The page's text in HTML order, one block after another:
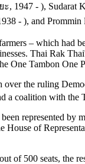
, 1947 - ), Sudarat
- ), and Prommin
– which had
Thai Rak
One Tambon One
the ruling
a coalition with
represented by
House of
500 seats, the